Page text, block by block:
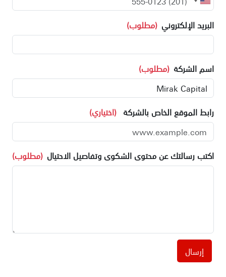
البريد الإلكتروني (مطلوب)
اسم الشركة (مطلوب)
رابط الموقع الخاص بالشركة (اختياري)
اكتب رسالتك عن محتوى الشكوى وتفاصيل الاحتيال (مطلوب)
إرسال